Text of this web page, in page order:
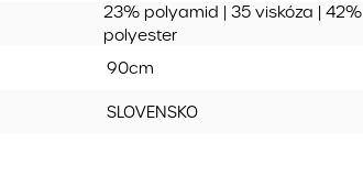
23% polyamid | 35 viskóza | 42%
polyester
90cm
SLOVENSKO